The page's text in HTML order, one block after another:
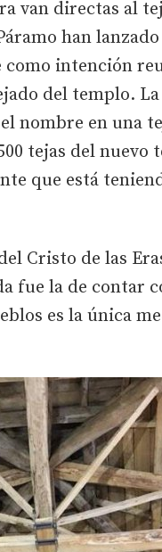
van directas al
han
intención
del templo.
nombre en una
tejas del nuevo
que está
Cristo de las
fue la de contar
es la única